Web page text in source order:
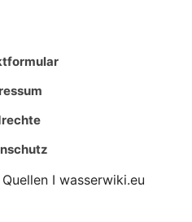
I wasserwiki.eu